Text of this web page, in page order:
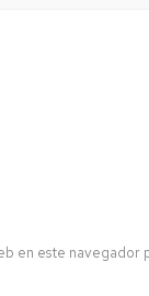
en este navegador